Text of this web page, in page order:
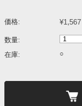
価格: ¥1,567
数量:
在庫: ○